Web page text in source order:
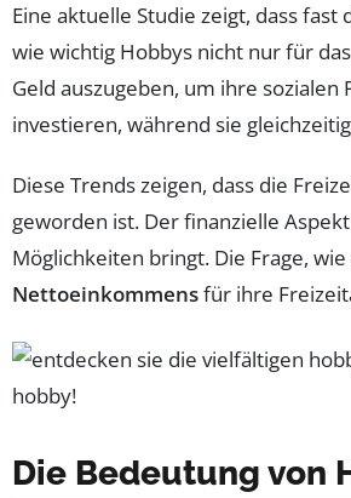
Eine aktuelle Studie zeigt, dass
wie wichtig Hobbys nicht nur für
Geld auszugeben, um ihre
investieren, während sie
Diese Trends zeigen, dass die
geworden ist. Der finanzielle
Möglichkeiten bringt. Die Frage,
Nettoeinkommensfür ihre
Die Bedeutung von